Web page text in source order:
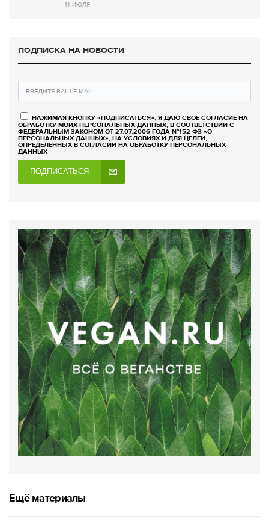
14 ИЮЛЯ
ПОДПИСКА НА НОВОСТИ
НАЖИМАЯ КНОПКУ «ПОДПИСАТЬСЯ», Я ДАЮ СВОЕ СОГЛАСИЕ НА
ОБРАБОТКУ МОИХ ПЕРСОНАЛЬНЫХ ДАННЫХ, В СООТВЕТСТВИИ С
ФЕДЕРАЛЬНЫМ ЗАКОНОМ ОТ 27.07.2006 ГОДА №152-ФЗ «О
ПЕРСОНАЛЬНЫХ ДАННЫХ», НА УСЛОВИЯХ И ДЛЯ ЦЕЛЕЙ,
ОПРЕДЕЛЕННЫХ В СОГЛАСИИ НА ОБРАБОТКУ ПЕРСОНАЛЬНЫХ
ДАННЫХ
ПОДПИСАТЬСЯ
Ещё материалы